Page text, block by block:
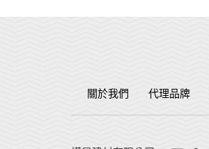
關於我們 代理品牌